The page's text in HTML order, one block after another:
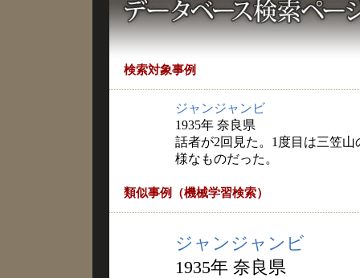
検索対象事例
ジャンジャンビ
1935年 奈良県
話者が2回見た。1度目は三笠
様なものだった。
類似事例（機械学習検索）
ジャンジャンビ
1935年 奈良県